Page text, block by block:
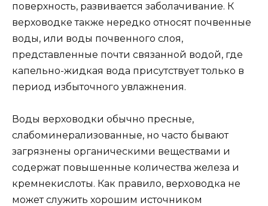
поверхность, развивается заболачивание. К
верховодке также нередко относят почвенные
воды, или воды почвенного слоя,
представленные почти связанной водой, где
капельно-жидкая вода присутствует только в
период избыточного увлажнения.
Воды верховодки обычно пресные,
слабоминерализованные, но часто бывают
загрязнены органическими веществами и
содержат повышенные количества железа и
кремнекислоты. Как правило, верховодка не
может служить хорошим источником